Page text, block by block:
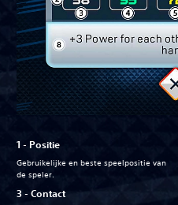
‎1 - Positie
Gebruikelijke en beste speelpositie van
de speler.
‎3 -‏ Contact